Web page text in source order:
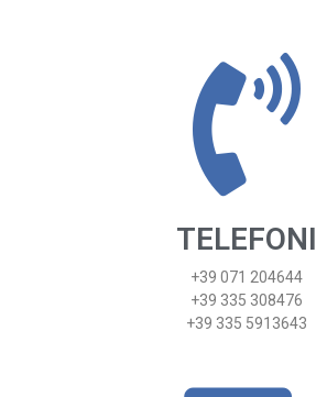
TELEFONI
+39 071 204644
+39 335 308476
+39 335 5913643